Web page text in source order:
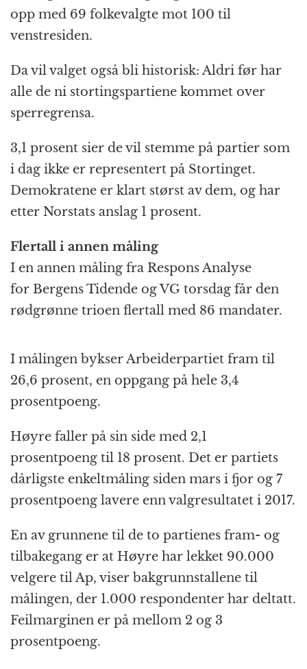
opp med 69 folkevalgte mot 100 til
venstresiden.
Da vil valget også bli historisk: Aldri før har
alle de ni stortingspartiene kommet over
sperregrensa.
3,1 prosent sier de vil stemme på partier som
i dag ikke er representert på Stortinget.
Demokratene er klart størst av dem, og har
etter Norstats anslag 1 prosent.
Flertall i annen måling
I en annen måling fra Respons Analyse
for Bergens Tidende og VG torsdag får den
rødgrønne trioen flertall med 86 mandater.
I målingen bykser Arbeiderpartiet fram til
26,6 prosent, en oppgang på hele 3,4
prosentpoeng.
Høyre faller på sin side med 2,1
prosentpoeng til 18 prosent. Det er partiets
dårligste enkeltmåling siden mars i fjor og 7
prosentpoeng lavere enn valgresultatet i 2017.
En av grunnene til de to partienes fram- og
tilbakegang er at Høyre har lekket 90.000
velgere til Ap, viser bakgrunnstallene til
målingen, der 1.000 respondenter har deltatt.
Feilmarginen er på mellom 2 og 3
prosentpoeng.